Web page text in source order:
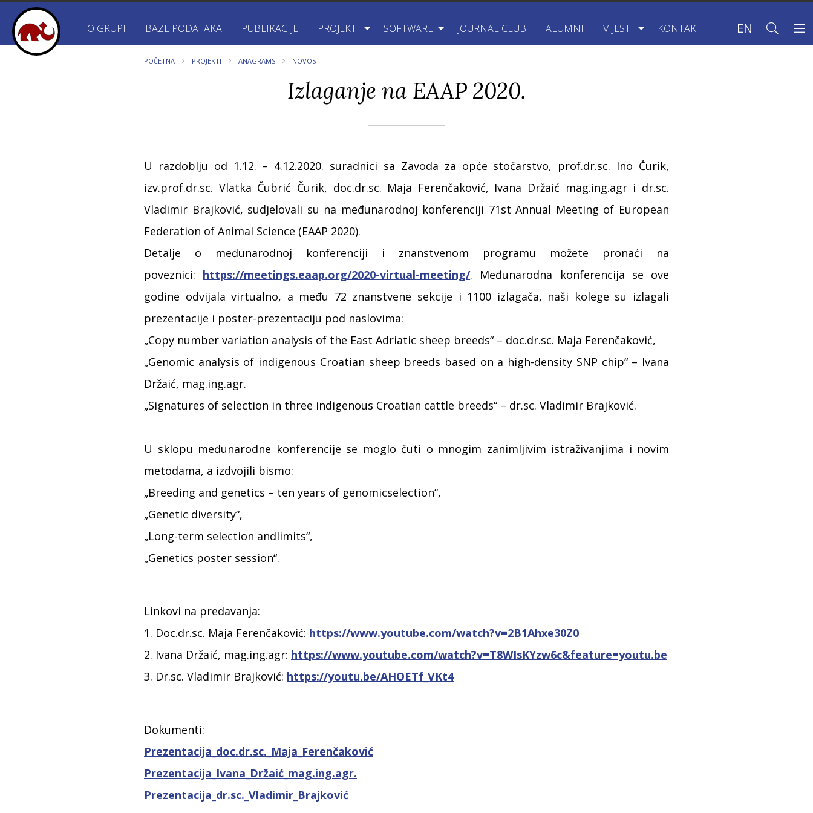
O GRUPI BAZE PODATAKA PUBLIKACIJE PROJEKTI SOFTWARE JOURNAL CLUB ALUMNI VIJESTI KONTAKT EN
POČETNA PROJEKTI ANAGRAMS NOVOSTI
Izlaganje na EAAP 2020.
U razdoblju od 1.12. – 4.12.2020. suradnici sa Zavoda za opće stočarstvo, prof.dr.sc. Ino Čurik,
izv.prof.dr.sc. Vlatka Čubrić Čurik, doc.dr.sc. Maja Ferenčaković, Ivana Držaić mag.ing.agr i dr.sc.
Vladimir Brajković, sudjelovali su na međunarodnoj konferenciji 71st Annual Meeting of European
Federation of Animal Science (EAAP 2020).
Detalje o međunarodnoj konferenciji i znanstvenom programu možete pronaći na
poveznici: https://meetings.eaap.org/2020-virtual-meeting/. Međunarodna konferencija se ove
godine odvijala virtualno, a među 72 znanstvene sekcije i 1100 izlagača, naši kolege su izlagali
prezentacije i poster-prezentaciju pod naslovima:
„Copy number variation analysis of the East Adriatic sheep breeds“ – doc.dr.sc. Maja Ferenčaković,
„Genomic analysis of indigenous Croatian sheep breeds based on a high-density SNP chip“ – Ivana
Držaić, mag.ing.agr.
„Signatures of selection in three indigenous Croatian cattle breeds“ – dr.sc. Vladimir Brajković.
U sklopu međunarodne konferencije se moglo čuti o mnogim zanimljivim istraživanjima i novim
metodama, a izdvojili bismo:
„Breeding and genetics – ten years of genomicselection“,
„Genetic diversity“,
„Long-term selection andlimits“,
„Genetics poster session“.
Linkovi na predavanja:
1. Doc.dr.sc. Maja Ferenčaković: https://www.youtube.com/watch?v=2B1Ahxe30Z0
2. Ivana Držaić, mag.ing.agr: https://www.youtube.com/watch?v=T8WIsKYzw6c&feature=youtu.be
3. Dr.sc. Vladimir Brajković: https://youtu.be/AHOETf_VKt4
Dokumenti:
Prezentacija_doc.dr.sc._Maja_Ferenčaković
Prezentacija_Ivana_Držaić_mag.ing.agr.
Prezentacija_dr.sc._Vladimir_Brajković